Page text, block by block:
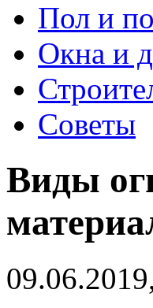
Пол и
Окна и
Советы
Виды